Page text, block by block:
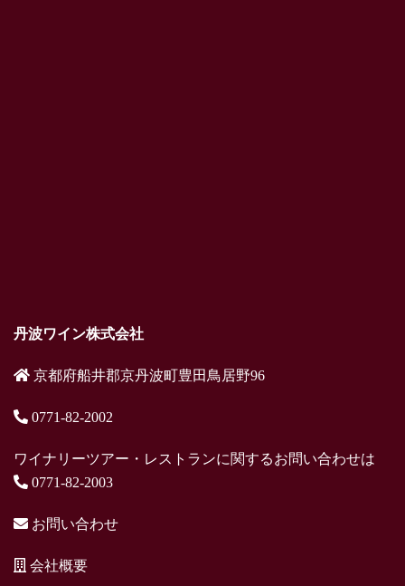
丹波ワイン株式会社
京都府船井郡京丹波町豊田鳥居野96
0771-82-2002
ワイナリーツアー・レストランに関するお問い合わせは
0771-82-2003
お問い合わせ
会社概要